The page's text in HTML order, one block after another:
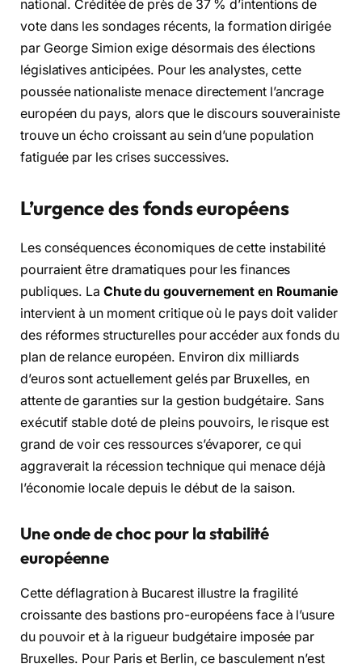
national. Créditée de près de 37 % d’intentions de
vote dans les sondages récents, la formation dirigée
par George Simion exige désormais des élections
législatives anticipées. Pour les analystes, cette
poussée nationaliste menace directement l’ancrage
européen du pays, alors que le discours souverainiste
trouve un écho croissant au sein d’une population
fatiguée par les crises successives.
L’urgence des fonds européens
Les conséquences économiques de cette instabilité
pourraient être dramatiques pour les finances
publiques. La Chute du gouvernement en Roumanie
intervient à un moment critique où le pays doit valider
des réformes structurelles pour accéder aux fonds du
plan de relance européen. Environ dix milliards
d’euros sont actuellement gelés par Bruxelles, en
attente de garanties sur la gestion budgétaire. Sans
exécutif stable doté de pleins pouvoirs, le risque est
grand de voir ces ressources s’évaporer, ce qui
aggraverait la récession technique qui menace déjà
l’économie locale depuis le début de la saison.
Une onde de choc pour la stabilité
européenne
Cette déflagration à Bucarest illustre la fragilité
croissante des bastions pro-européens face à l’usure
du pouvoir et à la rigueur budgétaire imposée par
Bruxelles. Pour Paris et Berlin, ce basculement n’est